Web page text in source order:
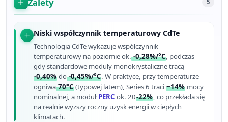
5
Niski współczynnik temperaturowy CdTe
Technologia CdTe wykazuje współczynnik
temperaturowy na poziomie ok.-0,28%/°C, podczas
gdy standardowe moduły monokrystaliczne tracą
-0,40% do-0,45%/°C. W praktyce, przy temperaturze
ogniwa70°C (typowej latem), Series 6 traci~14% mocy
nominalnej, a moduł PERC ok. 20-22%, co przekłada się
na realnie wyższy roczny uzysk energii w ciepłych
klimatach.